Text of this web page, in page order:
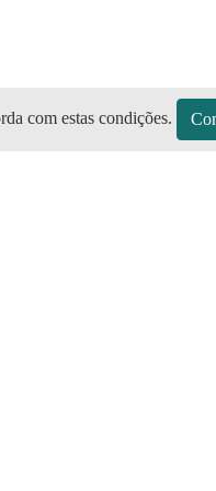
com estas condições.